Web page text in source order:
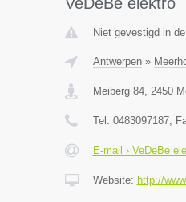
Niet gevestigd in
Antwerpen»
Meiberg 84, 2450
Tel: 0483097187,
E-mail › VeDeBe
Website: http://